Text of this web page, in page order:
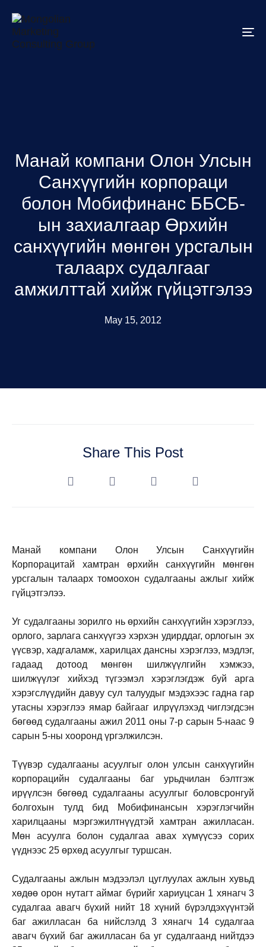
Манай компани Олон Улсын
Санхүүгийн корпораци
болон Мобифинанс ББСБ-
ын захиалгаар Өрхийн
санхүүгийн мөнгөн урсгалын
талаарх судалгааг
амжилттай хийж гүйцэтгэлээ
May 15, 2012
Share This Post
Манай компани Олон Улсын Санхүүгийн
Корпорацитай хамтран өрхийн санхүүгийн мөнгөн
урсгалын талаарх томоохон судалгааны ажлыг хийж
гүйцэтгэлээ.
Уг судалгааны зорилго нь өрхийн санхүүгийн хэрэглээ,
орлого, зарлага санхүүгээ хэрхэн удирддаг, орлогын эх
үүсвэр, хадгаламж, харилцах дансны хэрэглээ, мэдлэг,
гадаад дотоод мөнгөн шилжүүлгийн хэмжээ,
шилжүүлэг хийхэд түгээмэл хэрэглэгдэж буй арга
хэрэгслүүдийн давуу сул талуудыг мэдэхээс гадна гар
утасны хэрэглээ ямар байгааг илрүүлэхэд чиглэгдсэн
бөгөөд судалгааны ажил 2011 оны 7-р сарын 5-наас 9
сарын 5-ны хооронд үргэлжилсэн.
Түүвэр судалгааны асуулгыг олон улсын санхүүгийн
корпорацийн судалгааны баг урьдчилан бэлтгэж
ирүүлсэн бөгөөд судалгааны асуулгыг боловсронгуй
болгохын тулд бид Мобифинансын хэрэглэгчийн
харилцааны мэргэжилтнүүдтэй хамтран ажилласан.
Мөн асуулга болон судалгаа авах хүмүүсээ сорих
үүднээс 25 өрхөд асуулгыг туршсан.
Судалгааны ажлын мэдээлэл цуглуулах ажлын хувьд
хөдөө орон нутагт аймаг бүрийг хариуцсан 1 хянагч 3
судалгаа авагч бүхий нийт 18 хүний бүрэлдэхүүнтэй
баг ажилласан ба нийслэлд 3 хянагч 14 судалгаа
авагч бүхий баг ажилласан ба уг судалгаанд нийтдээ